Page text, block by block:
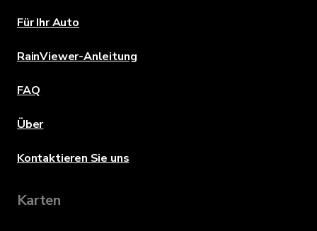
Für Ihr Auto
RainViewer-Anleitung
FAQ
Über
Kontaktieren Sie uns
Karten